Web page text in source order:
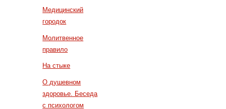
Медицинский
городок
Молитвенное
правило
На стыке
О душевном
здоровье. Беседа
с психологом